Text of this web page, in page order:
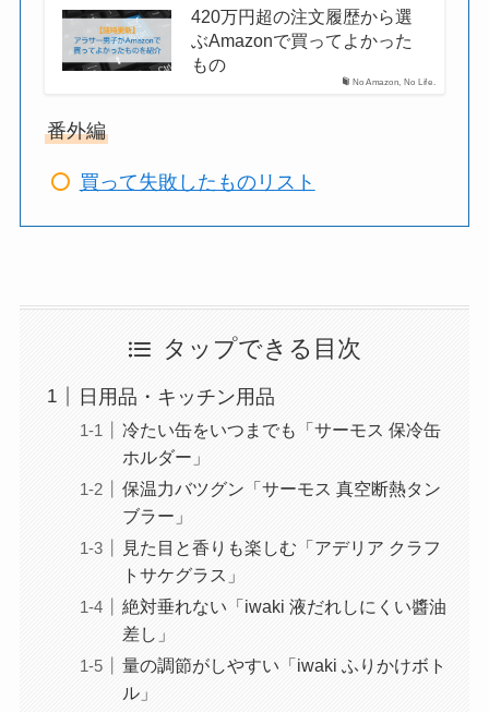
No Amazon, No Life.
420万円超の注文履歴から選
ぶAmazonで買ってよかった
もの
番外編
買って失敗したものリスト
タップできる目次
日用品・キッチン用品
冷たい缶をいつまでも「サーモス 保冷缶
ホルダー」
保温力バツグン「サーモス 真空断熱タン
ブラー」
見た目と香りも楽しむ「アデリア クラフ
トサケグラス」
絶対垂れない「iwaki 液だれしにくい醬油
差し」
量の調節がしやすい「iwaki ふりかけボト
ル」